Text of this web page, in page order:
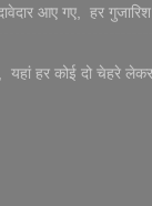
आए गए, हर
हर कोई दो चेहरे लेकर